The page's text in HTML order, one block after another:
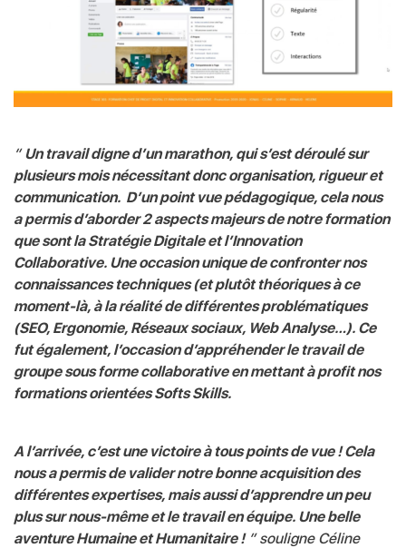
“Un travail digne d’un marathon, qui s’est déroulé sur
plusieurs mois nécessitant donc organisation, rigueur et
communication. D’un point vue pédagogique, cela nous
a permis d’aborder 2 aspects majeurs de notre formation
que sont la Stratégie Digitale et l’Innovation
Collaborative. Une occasion unique de confronter nos
connaissances techniques (et plutôt théoriques à ce
moment-là, à la réalité de différentes problématiques
(SEO, Ergonomie, Réseaux sociaux, Web Analyse…). Ce
fut également, l’occasion d’appréhender le travail de
groupe sous forme collaborative en mettant à profit nos
formations orientées Softs Skills.
A l’arrivée, c’est une victoire à tous points de vue ! Cela
nous a permis de valider notre bonne acquisition des
différentes expertises, mais aussi d’apprendre un peu
plus sur nous-même et le travail en équipe. Une belle
aventure Humaine et Humanitaire !” souligne Céline